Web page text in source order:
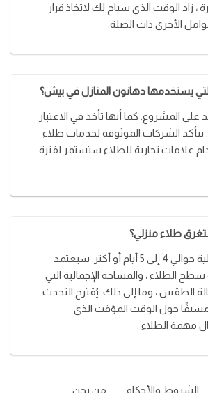
زاد الوقت الذي سياح لك لاتخاذ قرار
الأخرى ذات الصلة.
يستخدمها دهانون المنازل في بيش؟
على المشروع. كما أنها تأخذ في الاعتبار
تتأكد الشركات الموثوقة لخدمات طلاء
علامات تجارية للطلاء ستستمر لفترة
طلاء منزلي؟
قد تستغرق العملية حوالي 4 إلى 5 أيام أو أكثر. سيعتمد
الطلاء ، والمساحة الإجمالية التي
الطقس ، وما إلى ذلك. يُقترح التحدث
مسبقًا حول الوقت المؤقت الذي
مهمة الطلاء .
الشروط والأحكام من نحن